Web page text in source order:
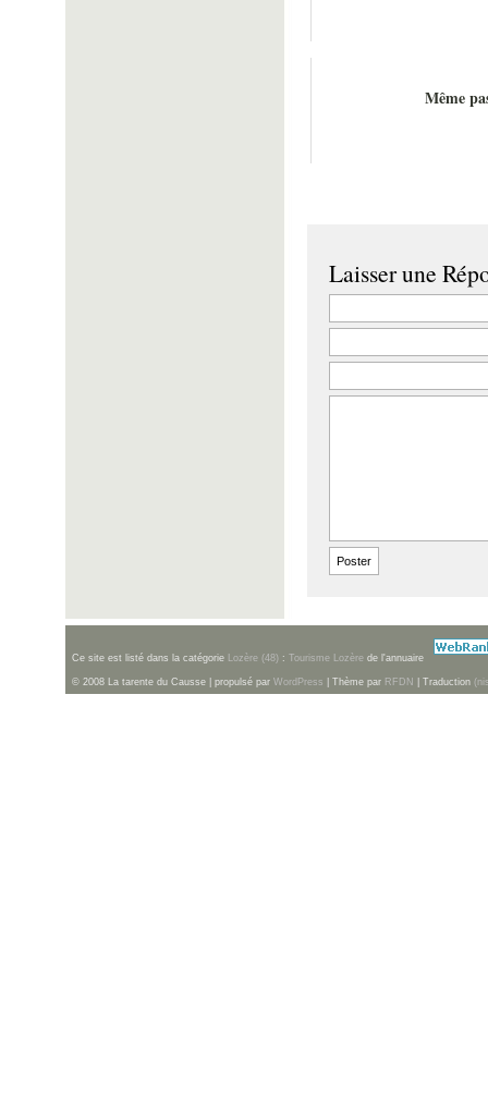
Même
Laisser une
Ce site est listé dans la catégorie Lozère (48) : Tourisme Lozère de l'annuaire
© 2008 La tarente du Causse | propulsé par WordPress | Thème par RFDN | Traduction